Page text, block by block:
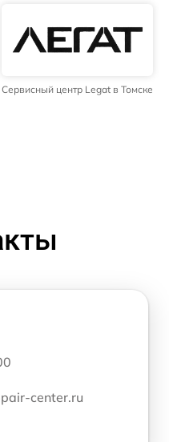
Сервисный центр Legat в Томске
center.ru